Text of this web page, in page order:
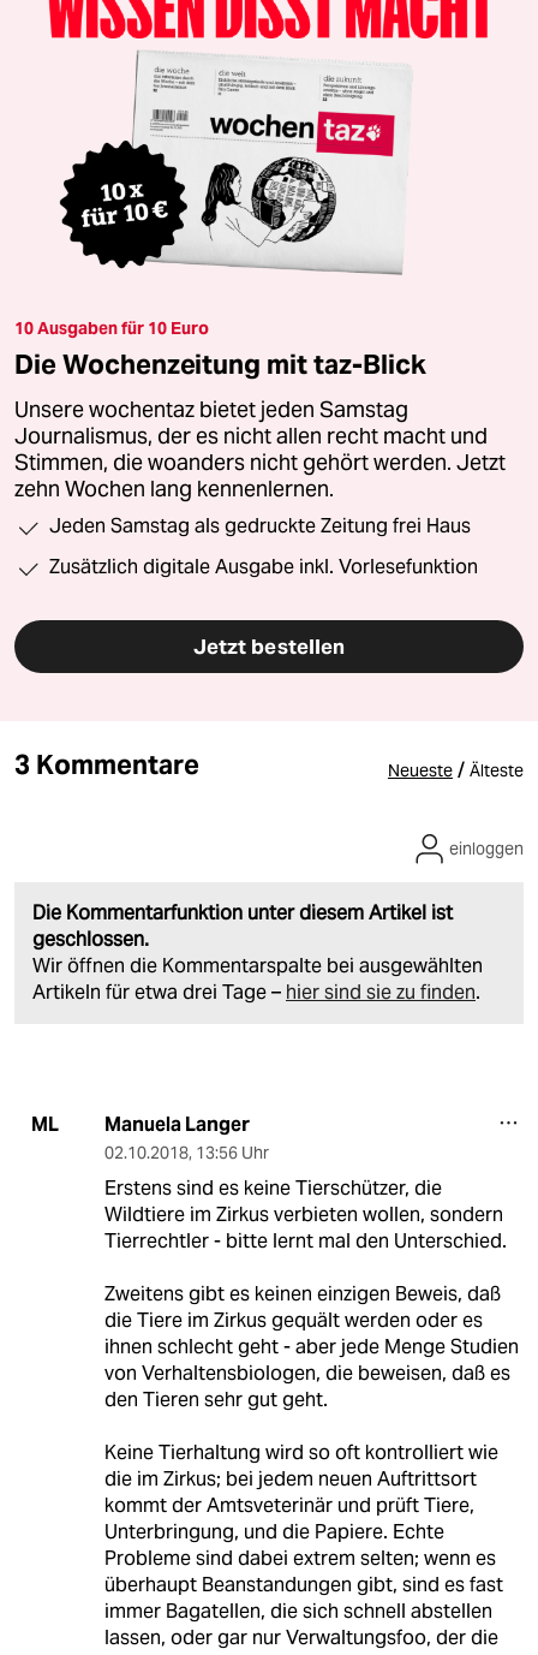
10 Ausgaben für 10 Euro
Die Wochenzeitung mit taz-Blick
Unsere wochentaz bietet jeden Samstag
Journalismus, der es nicht allen recht macht und
Stimmen, die woanders nicht gehört werden. Jetzt
zehn Wochen lang kennenlernen.
Jeden Samstag als gedruckte Zeitung frei Haus
Zusätzlich digitale Ausgabe inkl. Vorlesefunktion
Jetzt bestellen
3 Kommentare Neueste / Älteste
Die Kommentarfunktion unter diesem Artikel ist
geschlossen.
Wir öffnen die Kommentarspalte bei ausgewählten
Artikeln für etwa drei Tage – hier sind sie zu finden.
einloggen
ML Manuela Langer
02.10.2018, 13:56 Uhr
Erstens sind es keine Tierschützer, die
Wildtiere im Zirkus verbieten wollen, sondern
Tierrechtler - bitte lernt mal den Unterschied.
Zweitens gibt es keinen einzigen Beweis, daß
die Tiere im Zirkus gequält werden oder es
ihnen schlecht geht - aber jede Menge Studien
von Verhaltensbiologen, die beweisen, daß es
den Tieren sehr gut geht.
Keine Tierhaltung wird so oft kontrolliert wie
die im Zirkus; bei jedem neuen Auftrittsort
kommt der Amtsveterinär und prüft Tiere,
Unterbringung, und die Papiere. Echte
Probleme sind dabei extrem selten; wenn es
überhaupt Beanstandungen gibt, sind es fast
immer Bagatellen, die sich schnell abstellen
lassen, oder gar nur Verwaltungsfoo, der die